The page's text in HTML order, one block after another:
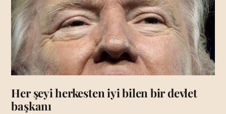
Her şeyi herkesten iyi bilen bir devlet
başkanı